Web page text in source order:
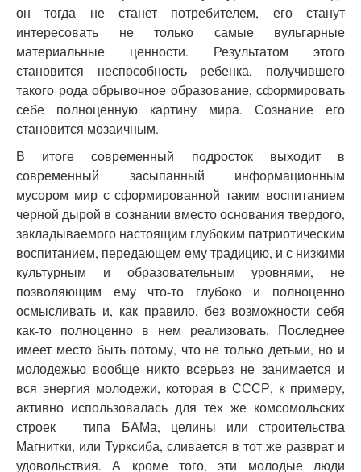
он тогда не станет потребителем, его станут
интересовать не только самые вульгарные
материальные ценности. Результатом этого
становится неспособность ребенка, получившего
такого рода обрывочное образование, сформировать
себе полноценную картину мира. Сознание его
становится мозаичным.
В итоге современный подросток выходит в
современный засыпанный информационным
мусором мир с сформированной таким воспитанием
черной дырой в сознании вместо основания твердого,
закладываемого настоящим глубоким патриотическим
воспитанием, передающем ему традицию, и с низкими
культурным и образовательным уровнями, не
позволяющим ему что-то глубоко и полноценно
осмысливать и, как правило, без возможности себя
как-то полноценно в нем реализовать. Последнее
имеет место быть потому, что не только детьми, но и
молодежью вообще никто всерьез не занимается и
вся энергия молодежи, которая в СССР, к примеру,
активно использовалась для тех же комсомольских
строек – типа БАМа, целины или строительства
Магнитки, или Турксиба, сливается в тот же разврат и
удовольствия. А кроме того, эти молодые люди